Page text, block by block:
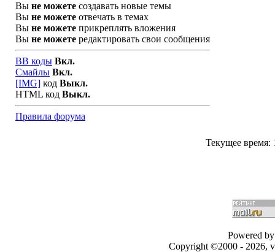
Вы не можете создавать новые темы
Вы не можете отвечать в темах
Вы не можете прикреплять вложения
Вы не можете редактировать свои сообщения
BB коды Вкл.
Смайлы Вкл.
[IMG] код Выкл.
HTML код Выкл.
Правила форума
Текущее время:
Powered
Copyright ©2000 - 2026,